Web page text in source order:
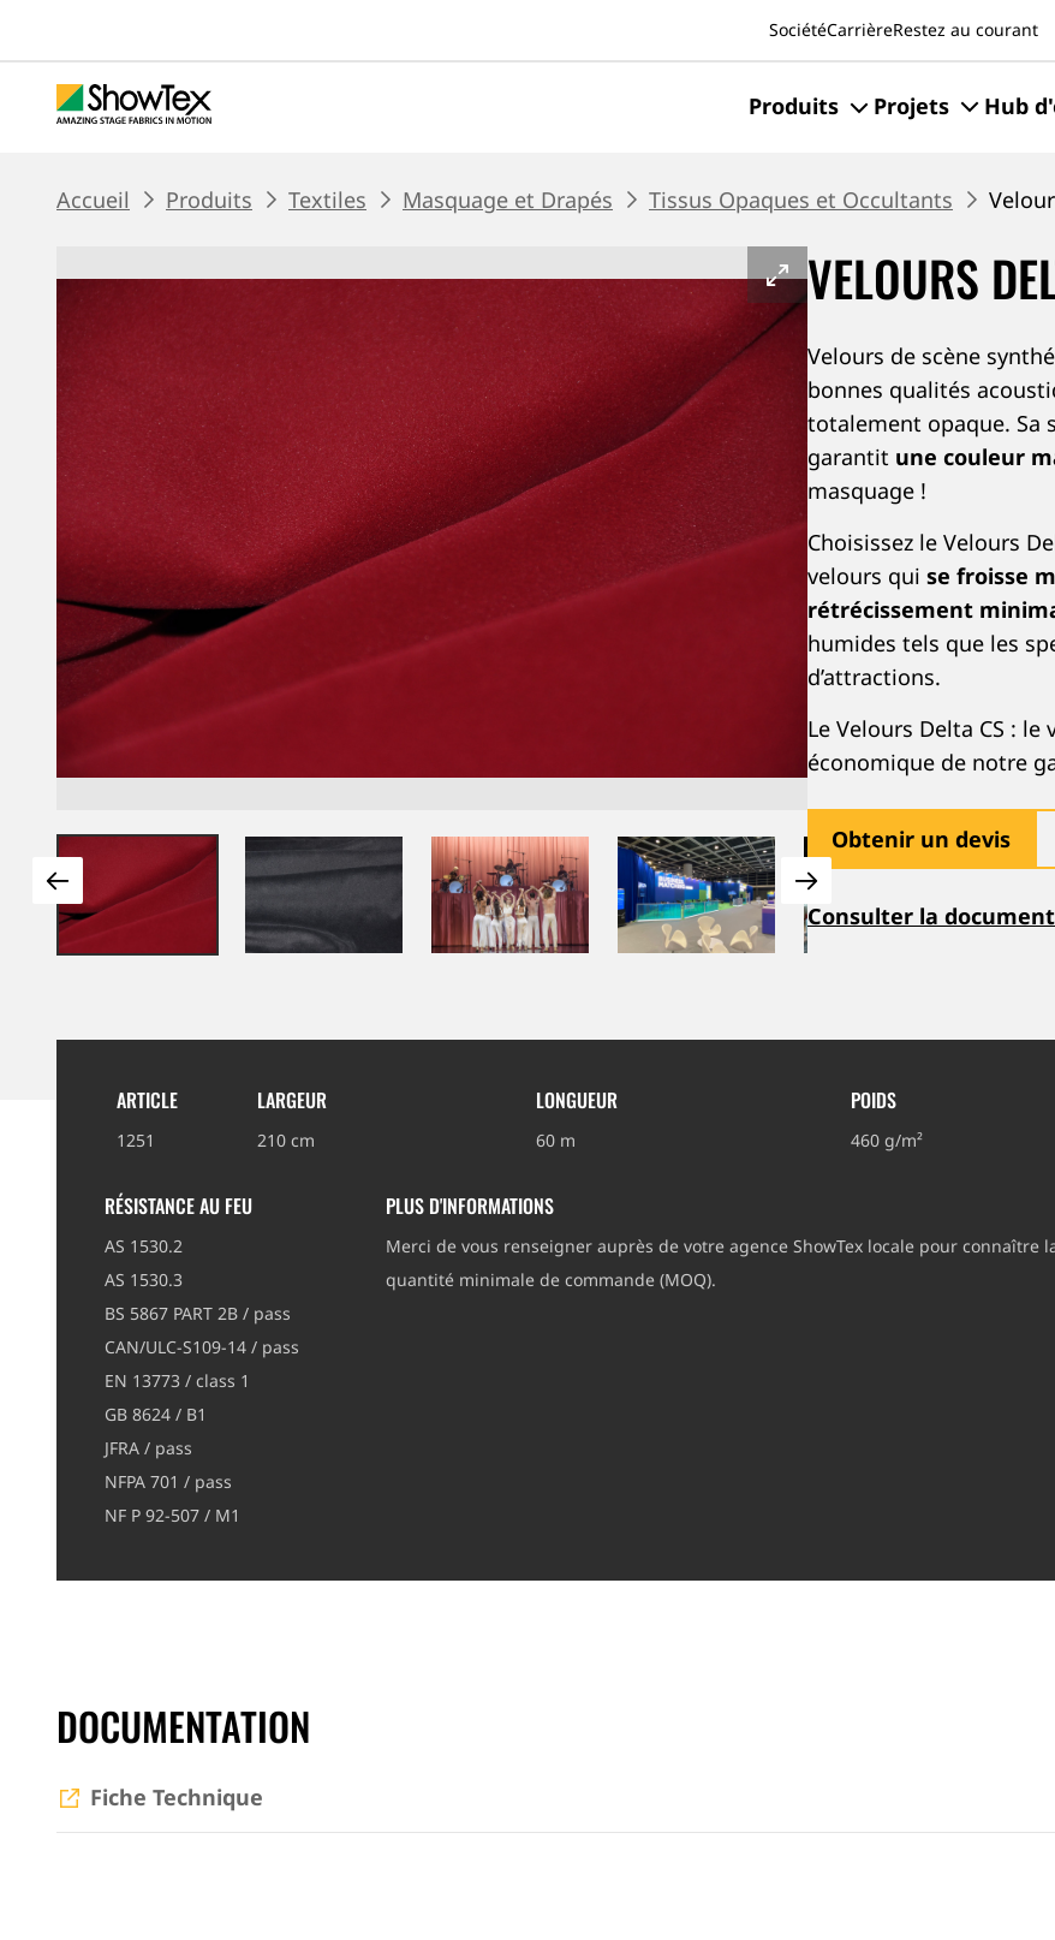
contenu
principal
Produits Projets Hub
SociétéCarrièreRestez au courant
BREADCRUMB
Accueil Produits Textiles Masquage et Drapés Tissus Opaques et Occultants
VELOURS
Velours de scène
bonnes qualités
totalement opaque. Sa
garantit une couleur
masquage !
Choisissez le Velours
velours qui se froisse
rétrécissement
humides tels que les
d’attractions.
Le Velours Delta CS :
économique de notre
Obtenir un devis
Consulter la
ARTICLE LARGEUR LONGUEUR POIDS
1251 210 cm 60 m 460 g/m²
RÉSISTANCE AU FEU
AS 1530.2
AS 1530.3
BS 5867 PART 2B / pass
CAN/ULC-S109-14 / pass
EN 13773 / class 1
GB 8624 / B1
JFRA / pass
NFPA 701 / pass
NF P 92-507 / M1
PLUS D'INFORMATIONS
Merci de vous renseigner auprès de votre agence ShowTex locale pour
quantité minimale de commande (MOQ).
DOCUMENTATION
Fiche Technique